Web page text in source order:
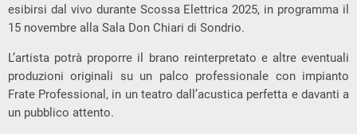
esibirsi dal vivo durante Scossa Elettrica 2025, in programma il
15 novembre alla Sala Don Chiari di Sondrio.
L’artista potrà proporre il brano reinterpretato e altre eventuali
produzioni originali su un palco professionale con impianto
Frate Professional, in un teatro dall’acustica perfetta e davanti a
un pubblico attento.